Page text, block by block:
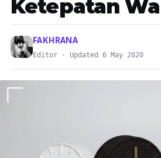
Ketepatan
FAKHRANA
Editor · Updated 6 May 2020